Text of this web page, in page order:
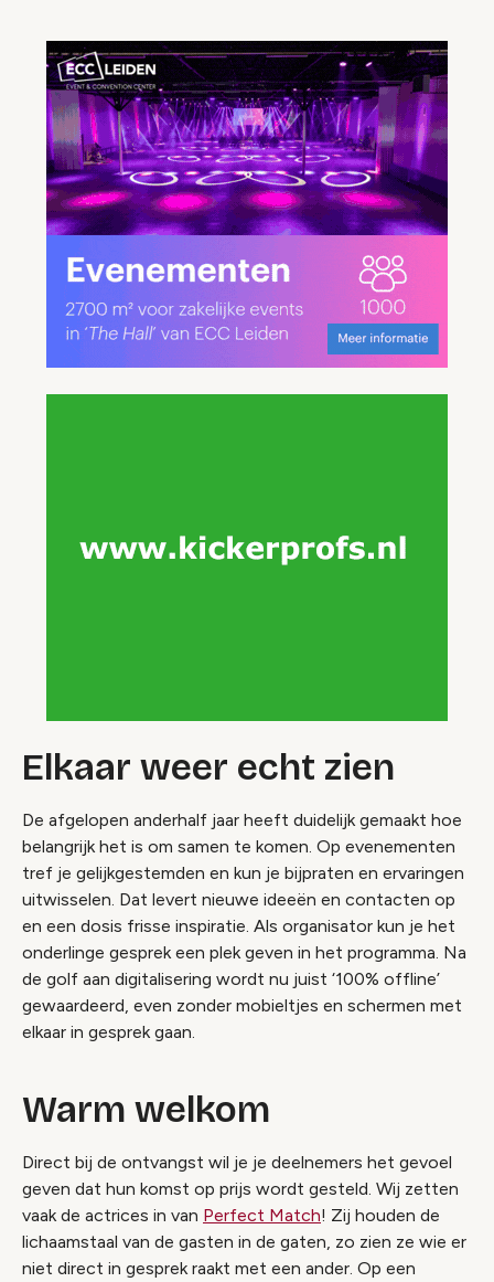
Elkaar weer echt zien
De afgelopen anderhalf jaar heeft duidelijk gemaakt hoe
belangrijk het is om samen te komen. Op evenementen
tref je gelijkgestemden en kun je bijpraten en ervaringen
uitwisselen. Dat levert nieuwe ideeën en contacten op
en een dosis frisse inspiratie. Als organisator kun je het
onderlinge gesprek een plek geven in het programma. Na
de golf aan digitalisering wordt nu juist ‘100% offline’
gewaardeerd, even zonder mobieltjes en schermen met
elkaar in gesprek gaan.
Warm welkom
Direct bij de ontvangst wil je je deelnemers het gevoel
geven dat hun komst op prijs wordt gesteld. Wij zetten
vaak de actrices in van Perfect Match! Zij houden de
lichaamstaal van de gasten in de gaten, zo zien ze wie er
niet direct in gesprek raakt met een ander. Op een